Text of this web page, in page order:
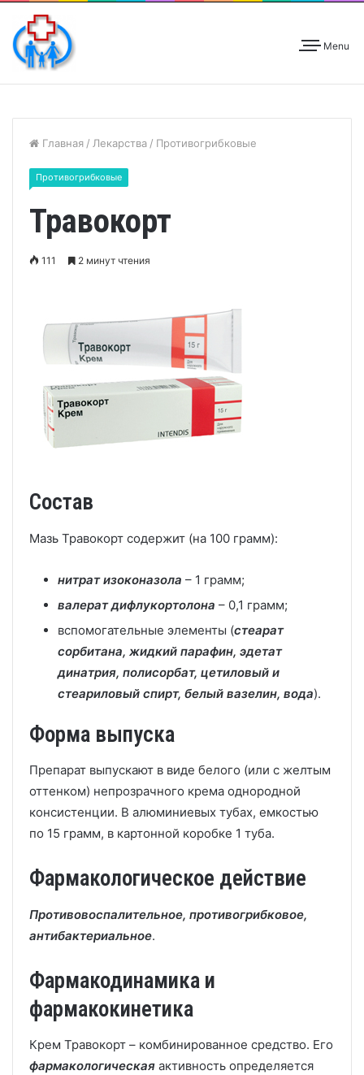
Menu
Главная / Лекарства / Противогрибковые
Противогрибковые
Травокорт
111 2 минут чтения
Состав
Мазь Травокорт содержит (на 100 грамм):
нитрат изоконазола – 1 грамм;
валерат дифлукортолона – 0,1 грамм;
вспомогательные элементы (стеарат
сорбитана, жидкий парафин, эдетат
динатрия, полисорбат, цетиловый и
стеариловый спирт, белый вазелин, вода).
Форма выпуска
Препарат выпускают в виде белого (или с желтым
оттенком) непрозрачного крема однородной
консистенции. В алюминиевых тубах, емкостью
по 15 грамм, в картонной коробке 1 туба.
Фармакологическое действие
Противовоспалительное, противогрибковое,
антибактериальное.
Фармакодинамика и
фармакокинетика
Крем Травокорт – комбинированное средство. Его
фармакологическая активность определяется